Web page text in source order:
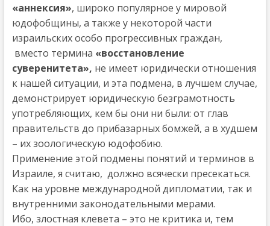
«аннексия», широко популярное у мировой
юдофобщины, а также у некоторой части
израильских особо прогрессивных граждан,
вместо термина «восстановление
суверенитета», не имеет юридически отношения
к нашей ситуации, и эта подмена, в лучшем случае,
демонстрирует юридическую безграмотность
употребляющих, кем бы они ни были: от глав
правительств до прибазарных бомжей, а в худшем
– их зоологическую юдофобию.
Применение этой подмены понятий и терминов в
Израиле, я считаю, должно всячески пресекаться.
Как на уровне международной дипломатии, так и
внутренними законодательными мерами.
Ибо, злостная клевета – это не критика и, тем